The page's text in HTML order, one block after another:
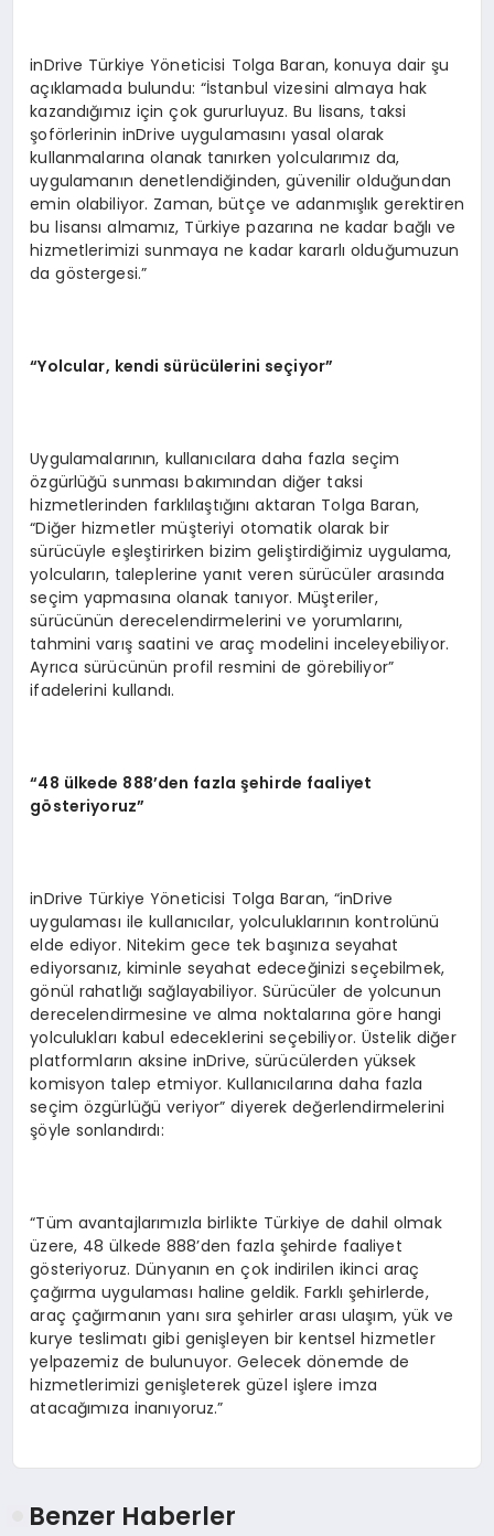
inDrive Türkiye Yöneticisi Tolga Baran, konuya dair şu
açıklamada bulundu: “İstanbul vizesini almaya hak
kazandığımız için çok gururluyuz. Bu lisans, taksi
şoförlerinin inDrive uygulamasını yasal olarak
kullanmalarına olanak tanırken yolcularımız da,
uygulamanın denetlendiğinden, güvenilir olduğundan
emin olabiliyor. Zaman, bütçe ve adanmışlık gerektiren
bu lisansı almamız, Türkiye pazarına ne kadar bağlı ve
hizmetlerimizi sunmaya ne kadar kararlı olduğumuzun
da göstergesi.”
“Yolcular, kendi sürücülerini seçiyor”
Uygulamalarının, kullanıcılara daha fazla seçim
özgürlüğü sunması bakımından diğer taksi
hizmetlerinden farklılaştığını aktaran Tolga Baran,
“Diğer hizmetler müşteriyi otomatik olarak bir
sürücüyle eşleştirirken bizim geliştirdiğimiz uygulama,
yolcuların, taleplerine yanıt veren sürücüler arasında
seçim yapmasına olanak tanıyor. Müşteriler,
sürücünün derecelendirmelerini ve yorumlarını,
tahmini varış saatini ve araç modelini inceleyebiliyor.
Ayrıca sürücünün profil resmini de görebiliyor”
ifadelerini kullandı.
“48 ülkede 888’den fazla şehirde faaliyet
gösteriyoruz”
inDrive Türkiye Yöneticisi Tolga Baran, “inDrive
uygulaması ile kullanıcılar, yolculuklarının kontrolünü
elde ediyor. Nitekim gece tek başınıza seyahat
ediyorsanız, kiminle seyahat edeceğinizi seçebilmek,
gönül rahatlığı sağlayabiliyor. Sürücüler de yolcunun
derecelendirmesine ve alma noktalarına göre hangi
yolculukları kabul edeceklerini seçebiliyor. Üstelik diğer
platformların aksine inDrive, sürücülerden yüksek
komisyon talep etmiyor. Kullanıcılarına daha fazla
seçim özgürlüğü veriyor” diyerek değerlendirmelerini
şöyle sonlandırdı:
“Tüm avantajlarımızla birlikte Türkiye de dahil olmak
üzere, 48 ülkede 888’den fazla şehirde faaliyet
gösteriyoruz. Dünyanın en çok indirilen ikinci araç
çağırma uygulaması haline geldik. Farklı şehirlerde,
araç çağırmanın yanı sıra şehirler arası ulaşım, yük ve
kurye teslimatı gibi genişleyen bir kentsel hizmetler
yelpazemiz de bulunuyor. Gelecek dönemde de
hizmetlerimizi genişleterek güzel işlere imza
atacağımıza inanıyoruz.”
Benzer Haberler